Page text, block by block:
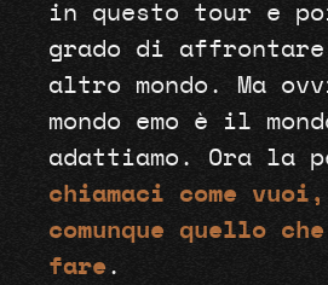
in questo tour e
grado di
altro mondo. Ma
mondo emo è il
adattiamo. Ora la
chiamaci come
comunque quello
fare .